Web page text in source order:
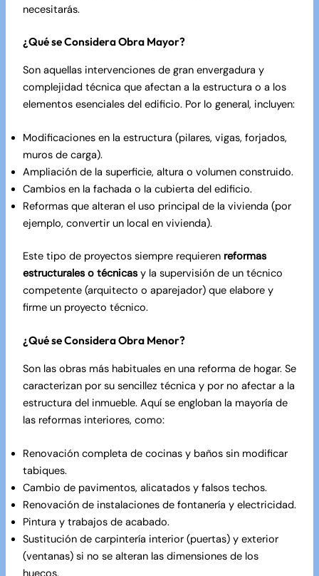
necesitarás.
¿Qué se Considera Obra Mayor?
Son aquellas intervenciones de gran envergadura y
complejidad técnica que afectan a la estructura o a los
elementos esenciales del edificio. Por lo general, incluyen:
Modificaciones en la estructura (pilares, vigas, forjados,
muros de carga).
Ampliación de la superficie, altura o volumen construido.
Cambios en la fachada o la cubierta del edificio.
Reformas que alteran el uso principal de la vivienda (por
ejemplo, convertir un local en vivienda).
Este tipo de proyectos siempre requieren reformas
estructurales o técnicasy la supervisión de un técnico
competente (arquitecto o aparejador) que elabore y
firme un proyecto técnico.
¿Qué se Considera Obra Menor?
Son las obras más habituales en una reforma de hogar. Se
caracterizan por su sencillez técnica y por no afectar a la
estructura del inmueble. Aquí se engloban la mayoría de
las reformas interiores, como:
Renovación completa de cocinas y baños sin modificar
tabiques.
Cambio de pavimentos, alicatados y falsos techos.
Renovación de instalaciones de fontanería y electricidad.
Pintura y trabajos de acabado.
Sustitución de carpintería interior (puertas) y exterior
(ventanas) si no se alteran las dimensiones de los